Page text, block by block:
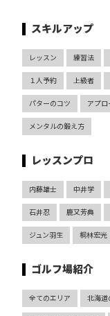
スキルアップ
レッスン 練習法
１人予約 上級者
パターのコツ アプロ
メンタルの鍛え方
レッスンプロ
内藤雄士 中井学
石井忍 鹿又芳典
ジュン羽生 桐林宏光
ゴルフ場紹介
全てのエリア 北海道